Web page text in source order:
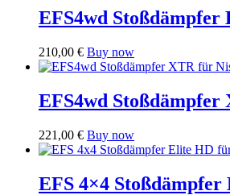
EFS4wd Stoßdämpfer
210,00 € Buy now
EFS4wd Stoßdämpfer
221,00 € Buy now
EFS 4×4